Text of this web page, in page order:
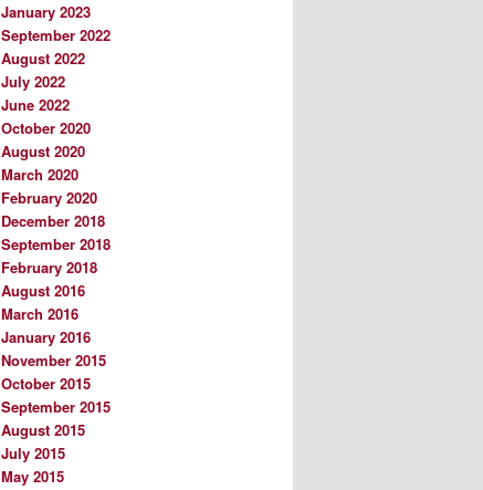
January 2023
September 2022
August 2022
July 2022
June 2022
October 2020
August 2020
March 2020
February 2020
December 2018
September 2018
February 2018
August 2016
March 2016
January 2016
November 2015
October 2015
September 2015
August 2015
July 2015
May 2015